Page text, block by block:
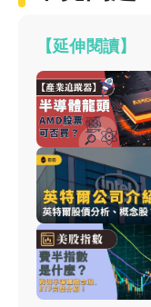
【延伸閱讀】